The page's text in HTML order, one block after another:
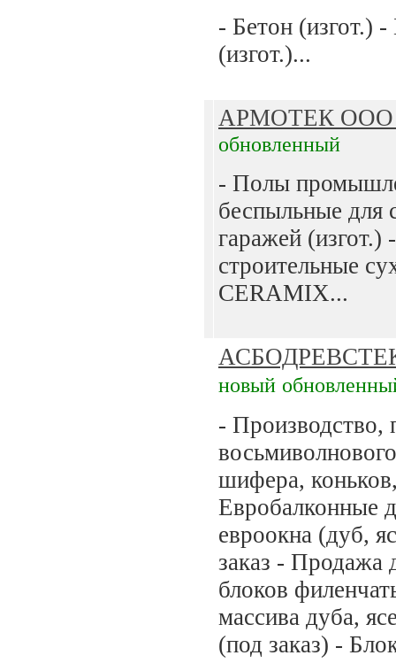
- Бетон (изгот.)
(изгот.)...
АРМОТЕК
обновленный
- Полы
беспыльные для
гаражей (изгот.)
строительные
CERAMIX...
новый
- Производство,
шифера,
Евробалконные
евроокна (дуб,
заказ - Продажа
блоков
массива дуба,
(под заказ) -